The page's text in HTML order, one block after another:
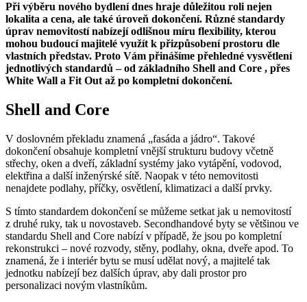
Při výběru nového bydlení dnes hraje důležitou roli nejen
lokalita a cena, ale také úroveň dokončení. Různé standardy
úprav nemovitostí nabízejí odlišnou míru flexibility, kterou
mohou budoucí majitelé využít k přizpůsobení prostoru dle
vlastních představ. Proto Vám přinášíme přehledné vysvětlení
jednotlivých standardů – od základního Shell and Core , přes
White Wall a Fit Out až po kompletní dokončení.
Shell and Core
V doslovném překladu znamená „fasáda a jádro“. Takové
dokončení obsahuje kompletní vnější strukturu budovy včetně
střechy, oken a dveří, základní systémy jako vytápění, vodovod,
elektřina a další inženýrské sítě. Naopak v této nemovitosti
nenajdete podlahy, příčky, osvětlení, klimatizaci a další prvky.
S tímto standardem dokončení se můžeme setkat jak u nemovitostí
z druhé ruky, tak u novostaveb. Secondhandové byty se většinou ve
standardu Shell and Core nabízí v případě, že jsou po kompletní
rekonstrukci – nové rozvody, stěny, podlahy, okna, dveře apod. To
znamená, že i interiér bytu se musí udělat nový, a majitelé tak
jednotku nabízejí bez dalších úprav, aby dali prostor pro
personalizaci novým vlastníkům.